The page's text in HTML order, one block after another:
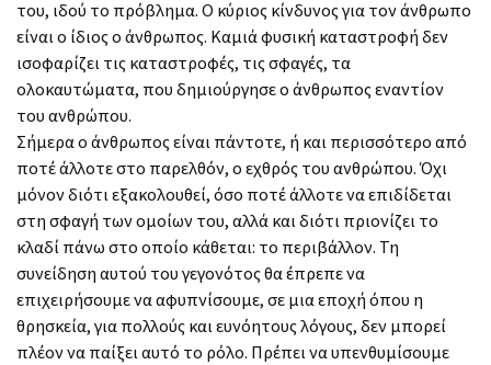
του, ιδού το πρόβλημα. Ο κύριος κίνδυνος για τον άνθρωπο
είναι ο ίδιος ο άνθρωπος. Καμιά φυσική καταστροφή δεν
ισοφαρίζει τις καταστροφές, τις σφαγές, τα
ολοκαυτώματα, που δημιούργησε ο άνθρωπος εναντίον
του ανθρώπου.
Σήμερα ο άνθρωπος είναι πάντοτε, ή και περισσότερο από
ποτέ άλλοτε στο παρελθόν, ο εχθρός του ανθρώπου. Όχι
μόνον διότι εξακολουθεί, όσο ποτέ άλλοτε να επιδίδεται
στη σφαγή των ομοίων του, αλλά και διότι πριονίζει το
κλαδί πάνω στο οποίο κάθεται: το περιβάλλον. Τη
συνείδηση αυτού του γεγονότος θα έπρεπε να
επιχειρήσουμε να αφυπνίσουμε, σε μια εποχή όπου η
θρησκεία, για πολλούς και ευνόητους λόγους, δεν μπορεί
πλέον να παίξει αυτό το ρόλο. Πρέπει να υπενθυμίσουμε